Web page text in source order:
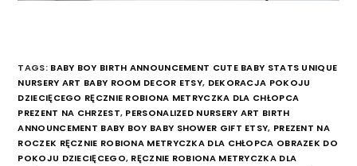
TAGS: BABY BOY BIRTH ANNOUNCEMENT CUTE BABY STATS UNIQUE
NURSERY ART BABY ROOM DECOR ETSY, DEKORACJA POKOJU
DZIECIĘCEGO RĘCZNIE ROBIONA METRYCZKA DLA CHŁOPCA
PREZENT NA CHRZEST, PERSONALIZED NURSERY ART BIRTH
ANNOUNCEMENT BABY BOY BABY SHOWER GIFT ETSY, PREZENT NA
ROCZEK RĘCZNIE ROBIONA METRYCZKA DLA CHŁOPCA OBRAZEK DO
POKOJU DZIECIĘCEGO, RĘCZNIE ROBIONA METRYCZKA DLA